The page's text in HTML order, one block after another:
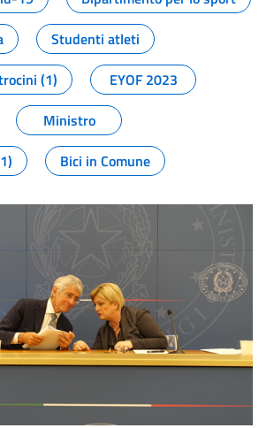
Studenti atleti
(1)
EYOF 2023
Ministro
Bici in Comune